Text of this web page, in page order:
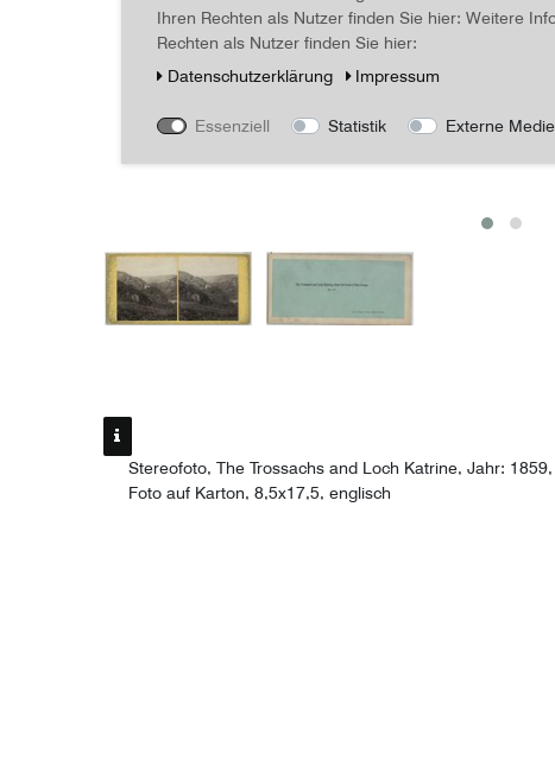
Stereofoto, The Trossachs and Loch Katrine, Jahr:
Foto auf Karton, 8,5x17,5, englisch
Ihren Rechten als Nutzer finden Sie hier: Weitere
Rechten als Nutzer finden Sie hier:
Daten­schutz­erklärung
Impressum
Essenziell Statistik Externe